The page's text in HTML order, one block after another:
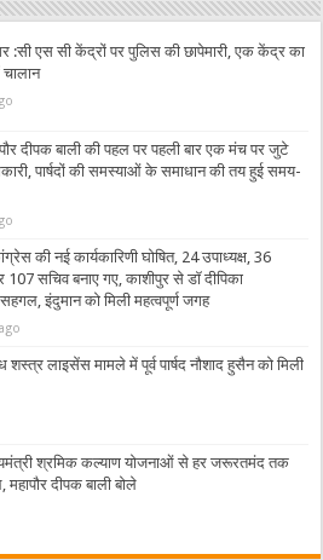
:सी एस सी केंद्रों पर पुलिस की छापेमारी, एक केंद्र का
दीपक बाली की पहल पर पहली बार एक मंच पर जुटे
पार्षदों की समस्याओं के समाधान की तय हुई समय-
की नई कार्यकारिणी घोषित, 24 उपाध्यक्ष, 36
सचिव बनाए गए, काशीपुर से डॉ दीपिका
इंदुमान को मिली महत्वपूर्ण जगह
शस्त्र लाइसेंस मामले में पूर्व पार्षद नौशाद हुसैन को मिली
श्रमिक कल्याण योजनाओं से हर जरूरतमंद तक
महापौर दीपक बाली बोले